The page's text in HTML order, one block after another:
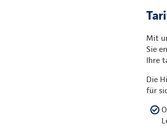
Mit
Sie
Ihre
Die
für